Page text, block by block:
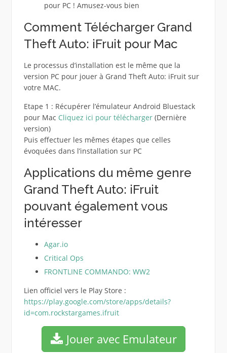
pour PC ! Amusez-vous bien
Comment Télécharger Grand
Theft Auto: iFruit pour Mac
Le processus d’installation est le même que la
version PC pour jouer à Grand Theft Auto: iFruit sur
votre MAC.
Etape 1 : Récupérer l’émulateur Android Bluestack
pour Mac Cliquez ici pour télécharger(Dernière
version)
Puis effectuer les mêmes étapes que celles
évoquées dans l’installation sur PC
Applications du même genre
Grand Theft Auto: iFruit
pouvant également vous
intéresser
Agar.io
Critical Ops
FRONTLINE COMMANDO: WW2
Lien officiel vers le Play Store :
https://play.google.com/store/apps/details?
id=com.rockstargames.ifruit
Jouer avec Emulateur